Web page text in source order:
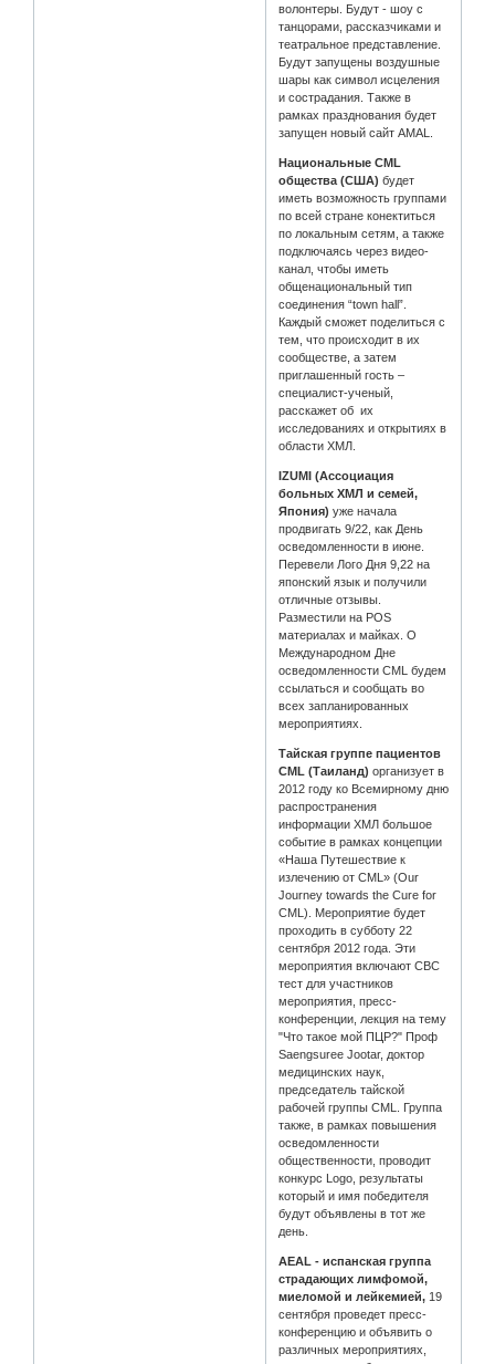
волонтеры. Будут - шоу с
танцорами, рассказчиками и
театральное представление.
Будут запущены воздушные
шары как символ исцеления
и сострадания. Также в
рамках празднования будет
запущен новый сайт AMAL.
Национальные CML
общества (США) будeт
иметь возможность группами
по всей стране конектиться
по локальным сетям, а также
подключаясь через видео-
канал, чтобы иметь
общенациональный тип
соединения “town hall”.
Каждый сможет поделиться с
тем, что происходит в их
сообществе, а затем
приглашенный гость –
специалист-ученый,
расскажет об их
исследованиях и открытиях в
области ХМЛ.
IZUMI (Ассоциация
больных ХМЛ и семей,
Япония)уже начала
продвигать 9/22, как День
осведомленности в июне.
Перевели Лого Дня 9,22 на
японский язык и получили
отличные отзывы.
Разместили на POS
материалах и майках. О
Международном Дне
осведомленности CML будем
ссылаться и сообщать во
всех запланированных
мероприятиях.
Тайская группе пациентов
CML (Таиланд) организует в
2012 году ко Всемирному дню
распространения
информации ХМЛ большое
событие в рамках концепции
«Наша Путешествие к
излечению от CML» (Our
Journey towards the Cure for
CML). Мероприятие будет
проходить в субботу 22
сентября 2012 года. Эти
мероприятия включают CBC
тест для участников
мероприятия, пресс-
конференции, лекция на тему
"Что такое мой ПЦР?" Проф
Saengsuree Jootar, доктор
медицинских наук,
председатель тайской
рабочей группы CML. Группа
также, в рамках повышения
осведомленности
общественности, проводит
конкурс Logo, результаты
который и имя победителя
будут объявлены в тот же
день.
AEAL - испанская группа
страдающих лимфомой,
миеломой и лейкемией, 19
сентября проведет пресс-
конференцию и объявить о
различных мероприятиях,